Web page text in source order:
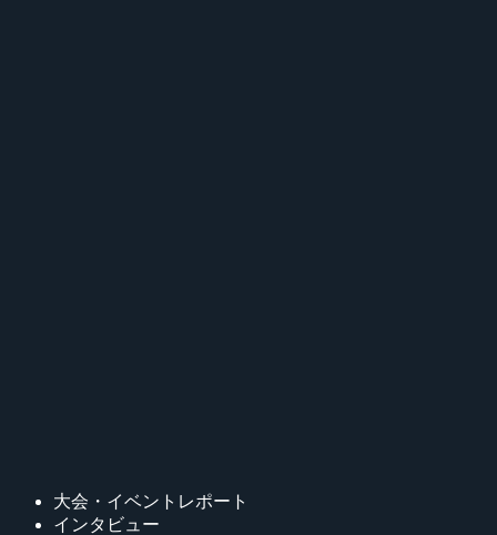
大会・イベントレポート
インタビュー